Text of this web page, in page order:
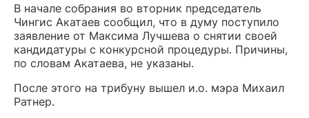
В начале собрания во вторник председатель
Чингис Акатаев сообщил, что в думу поступило
заявление от Максима Лучшева о снятии своей
кандидатуры с конкурсной процедуры. Причины,
по словам Акатаева, не указаны.
После этого на трибуну вышел и.о. мэра Михаил
Ратнер.